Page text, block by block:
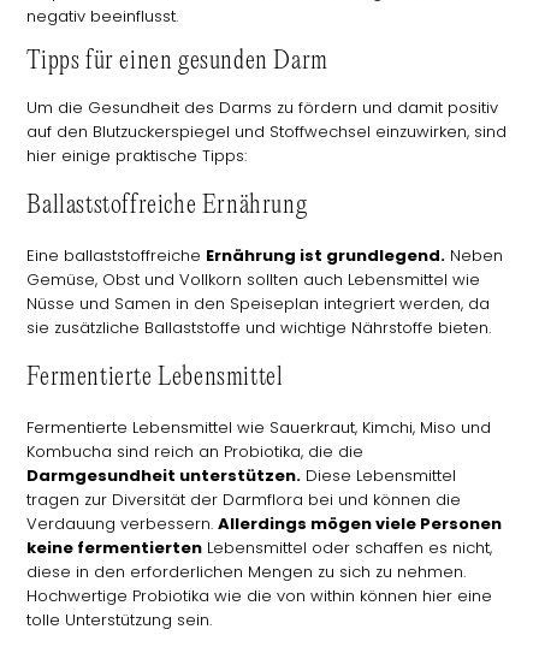
negativ beeinflusst.
Tipps für einen gesunden Darm
Um die Gesundheit des Darms zu fördern und damit positiv
auf den Blutzuckerspiegel und Stoffwechsel einzuwirken, sind
hier einige praktische Tipps:
Ballaststoffreiche Ernährung
Eine ballaststoffreiche Ernährung ist grundlegend. Neben
Gemüse, Obst und Vollkorn sollten auch Lebensmittel wie
Nüsse und Samen in den Speiseplan integriert werden, da
sie zusätzliche Ballaststoffe und wichtige Nährstoffe bieten.
Fermentierte Lebensmittel
Fermentierte Lebensmittel wie Sauerkraut, Kimchi, Miso und
Kombucha sind reich an Probiotika, die die
Darmgesundheit unterstützen. Diese Lebensmittel
tragen zur Diversität der Darmflora bei und können die
Verdauung verbessern.Allerdings mögen viele Personen
keine fermentierten Lebensmittel oder schaffen es nicht,
diese in den erforderlichen Mengen zu sich zu nehmen.
Hochwertige Probiotika wie die von within können hier eine
tolle Unterstützung sein.